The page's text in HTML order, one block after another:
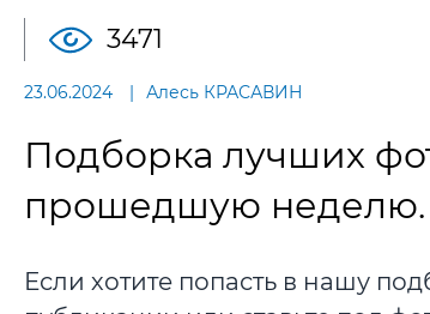
3471
23.06.2024 Алесь КРАСАВИН
Подборка лучших
прошедшую неделю.
Если хотите попасть в нашу